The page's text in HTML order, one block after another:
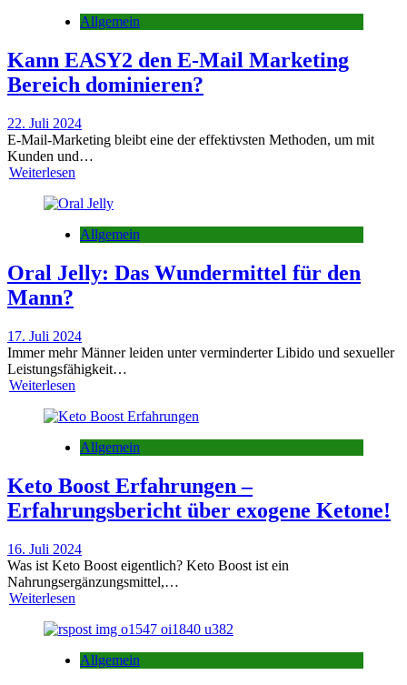
Allgemein
Kann EASY2 den E-Mail Marketing
Bereich dominieren?
22. Juli 2024
E-Mail-Marketing bleibt eine der effektivsten Methoden, um mit
Kunden und…
Weiterlesen
Allgemein
Oral Jelly: Das Wundermittel für den
Mann?
17. Juli 2024
Immer mehr Männer leiden unter verminderter Libido und sexueller
Leistungsfähigkeit…
Weiterlesen
Allgemein
Keto Boost Erfahrungen –
Erfahrungsbericht über exogene Ketone!
16. Juli 2024
Was ist Keto Boost eigentlich? Keto Boost ist ein
Nahrungsergänzungsmittel,…
Weiterlesen
Allgemein